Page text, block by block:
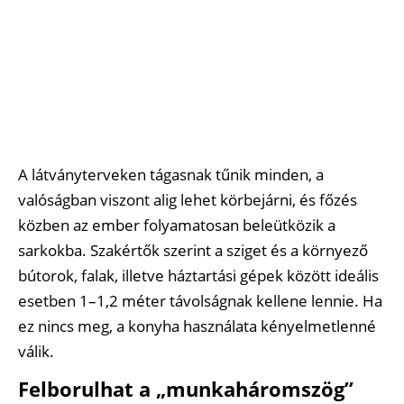
A látványterveken tágasnak tűnik minden, a
valóságban viszont alig lehet körbejárni, és főzés
közben az ember folyamatosan beleütközik a
sarkokba. Szakértők szerint a sziget és a környező
bútorok, falak, illetve háztartási gépek között ideális
esetben 1–1,2 méter távolságnak kellene lennie. Ha
ez nincs meg, a konyha használata kényelmetlenné
válik.
Felborulhat a „munkaháromszög”